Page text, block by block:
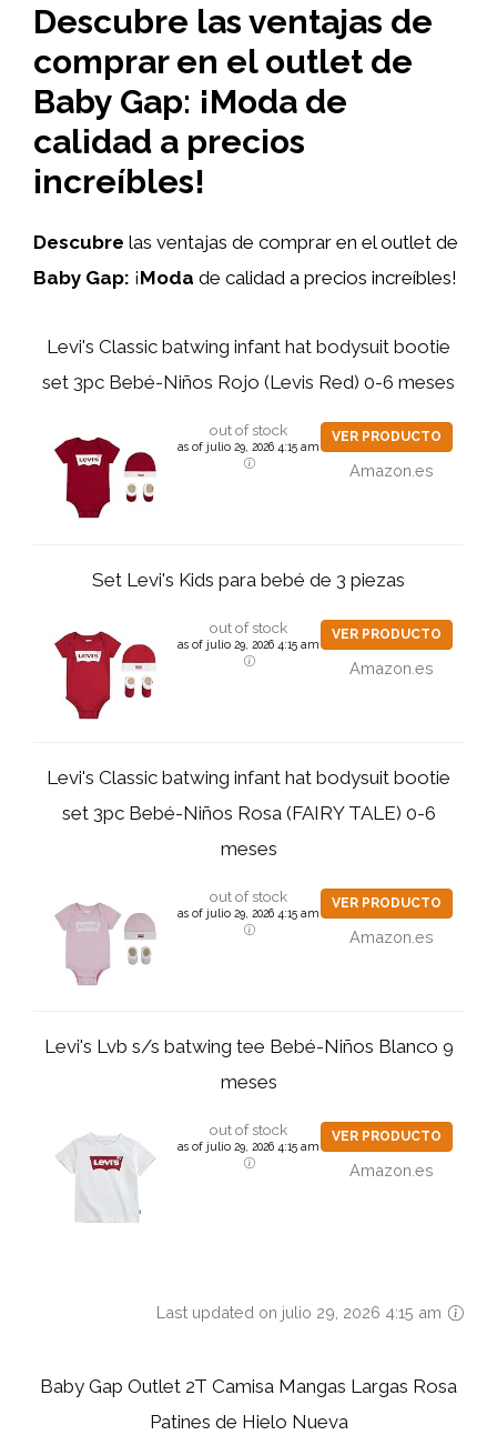
Descubre las ventajas de
comprar en el outlet de
Baby Gap: ¡Moda de
calidad a precios
increíbles!
Descubre las ventajas de comprar en el outlet de
Baby Gap: ¡Moda de calidad a precios increíbles!
Levi's Classic batwing infant hat bodysuit bootie
set 3pc Bebé-Niños Rojo (Levis Red) 0-6 meses
out of stock
as of julio 29, 2026 4:15 am
VER PRODUCTO
Amazon.es
Set Levi's Kids para bebé de 3 piezas
out of stock
as of julio 29, 2026 4:15 am
VER PRODUCTO
Amazon.es
Levi's Classic batwing infant hat bodysuit bootie
set 3pc Bebé-Niños Rosa (FAIRY TALE) 0-6
meses
out of stock
as of julio 29, 2026 4:15 am
VER PRODUCTO
Amazon.es
Levi's Lvb s/s batwing tee Bebé-Niños Blanco 9
meses
out of stock
as of julio 29, 2026 4:15 am
VER PRODUCTO
Amazon.es
Last updated on julio 29, 2026 4:15 am
Baby Gap Outlet 2T Camisa Mangas Largas Rosa
Patines de Hielo Nueva